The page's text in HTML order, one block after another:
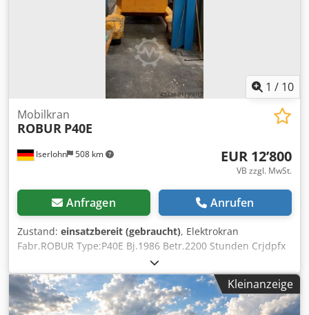
1 / 10
Iserlohn 508 km
Mobilkran
ROBUR P40E
EUR 12’800
VB zzgl. MwSt.
Anfragen Anrufen
Zustand: einsatzbereit (gebraucht), Elektrokran
Fabr.ROBUR Type:P40E Bj.1986 Betr.2200 Stunden Crjdpfx
Akoyf Uzlecsf Tragl.Max 5500KG. mit Ladegerät 48V
Battreien Einsatzbereiter Zustand .
Kleinanzeige